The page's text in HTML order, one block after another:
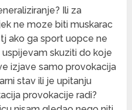
Ili za
ne moze biti muskarac
tj ako ga sport uopce ne
uspijevam skuziti do koje
izjave samo provokacija
stav ili je upitanju
provokacije radi?